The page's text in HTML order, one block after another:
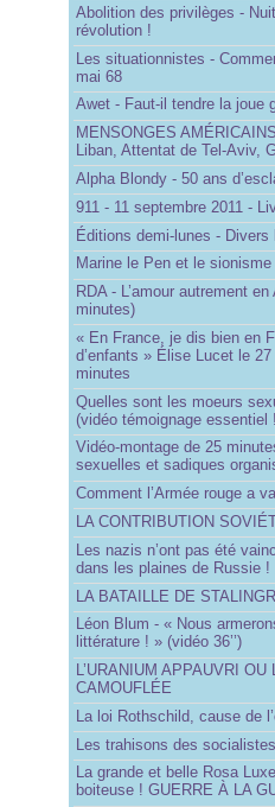
Abolition des privilèges -
révolution !
Les situationnistes -
mai 68
Awet - Faut-il tendre la joue
MENSONGES
Liban, Attentat de Tel-Aviv,
Alpha Blondy - 50 ans
911 - 11 septembre 2011 -
Éditions demi-lunes -
Marine le Pen et le
RDA - L’amour autrement
minutes)
« En France, je dis bien en
d’enfants » Élise Lucet le
minutes
Quelles sont les moeurs
(vidéo témoignage essentiel
Vidéo-montage de 25
sexuelles et sadiques
Comment l’Armée rouge a
LA CONTRIBUTION
Les nazis n’ont pas été
dans les plaines de Russie !
LA BATAILLE DE
Léon Blum - « Nous
littérature ! » (vidéo 36’’)
L’URANIUM APPAUVRI
CAMOUFLÉE
La loi Rothschild, cause de
Les trahisons des
La grande et belle Rosa
boiteuse ! GUERRE À LA